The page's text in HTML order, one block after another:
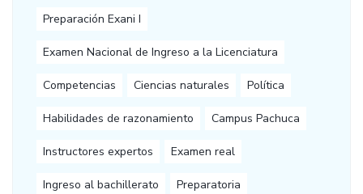
Preparación Exani I
Examen Nacional de Ingreso a la Licenciatura
Competencias Ciencias naturales Política
Habilidades de razonamiento Campus Pachuca
Instructores expertos Examen real
Ingreso al bachillerato Preparatoria